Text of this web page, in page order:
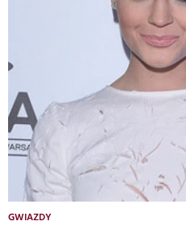
GWIAZDY